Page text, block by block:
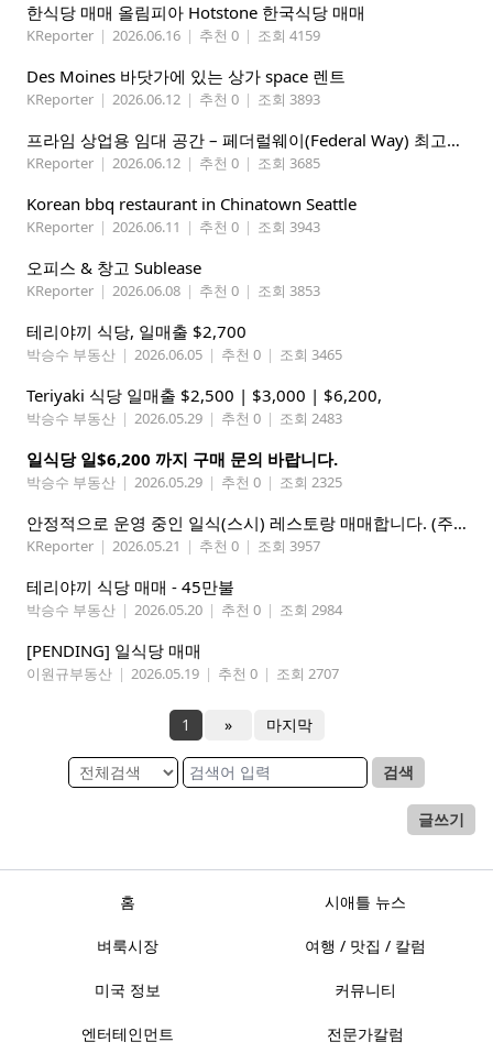
한식당 매매 올림피아 Hotstone 한국식당 매매
KReporter | 2026.06.16 | 추천 0 | 조회 4159
Des Moines 바닷가에 있는 상가 space 렌트
KReporter | 2026.06.12 | 추천 0 | 조회 3893
프라임 상업용 임대 공간 – 페더럴웨이(Federal Way) 최고의 가시성 입지
KReporter | 2026.06.12 | 추천 0 | 조회 3685
Korean bbq restaurant in Chinatown Seattle
KReporter | 2026.06.11 | 추천 0 | 조회 3943
오피스 & 창고 Sublease
KReporter | 2026.06.08 | 추천 0 | 조회 3853
테리야끼 식당, 일매출 $2,700
박승수 부동산 | 2026.06.05 | 추천 0 | 조회 3465
Teriyaki 식당 일매출 $2,500 | $3,000 | $6,200,
박승수 부동산 | 2026.05.29 | 추천 0 | 조회 2483
일식당 일$6,200 까지 구매 문의 바랍니다.
박승수 부동산 | 2026.05.29 | 추천 0 | 조회 2325
안정적으로 운영 중인 일식(스시) 레스토랑 매매합니다. (주인없는 가게)
KReporter | 2026.05.21 | 추천 0 | 조회 3957
테리야끼 식당 매매 - 45만불
박승수 부동산 | 2026.05.20 | 추천 0 | 조회 2984
[PENDING] 일식당 매매
이원규부동산 | 2026.05.19 | 추천 0 | 조회 2707
1 » 마지막
검색
글쓰기
홈 시애틀 뉴스
벼룩시장 여행 / 맛집 / 칼럼
미국 정보 커뮤니티
엔터테인먼트 전문가칼럼